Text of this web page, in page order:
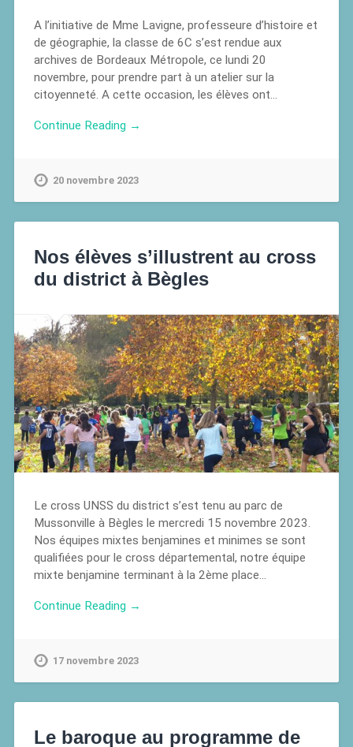
A l’initiative de Mme Lavigne, professeure d’histoire et
de géographie, la classe de 6C s’est rendue aux
archives de Bordeaux Métropole, ce lundi 20
novembre, pour prendre part à un atelier sur la
citoyenneté. A cette occasion, les élèves ont…
Continue Reading →
20 novembre 2023
Nos élèves s’illustrent au cross
du district à Bègles
Le cross UNSS du district s’est tenu au parc de
Mussonville à Bègles le mercredi 15 novembre 2023.
Nos équipes mixtes benjamines et minimes se sont
qualifiées pour le cross départemental, notre équipe
mixte benjamine terminant à la 2ème place…
Continue Reading →
17 novembre 2023
Le baroque au programme de